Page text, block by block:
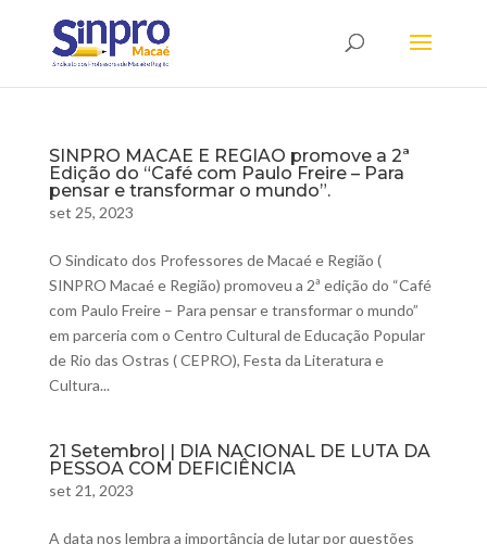
SINPRO MACAE E REGIAO promove a 2ª
Edição do “Café com Paulo Freire – Para
pensar e transformar o mundo”.
set 25, 2023
O Sindicato dos Professores de Macaé e Região (
SINPRO Macaé e Região) promoveu a 2ª edição do “Café
com Paulo Freire – Para pensar e transformar o mundo”
em parceria com o Centro Cultural de Educação Popular
de Rio das Ostras ( CEPRO), Festa da Literatura e
Cultura...
21 Setembro| | DIA NACIONAL DE LUTA DA
PESSOA COM DEFICIÊNCIA
set 21, 2023
A data nos lembra a importância de lutar por questões